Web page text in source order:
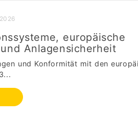
europäische
Anlagensicherheit
und Konformität mit den